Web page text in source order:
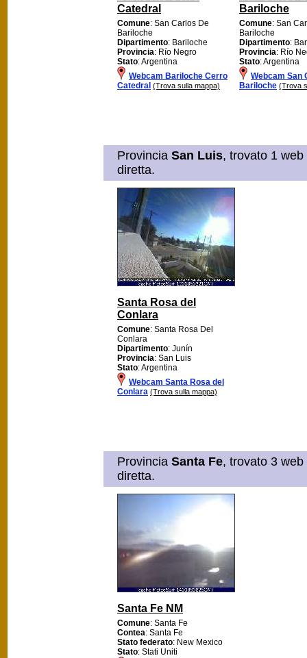
Catedral
Comune: San Carlos De
Bariloche
Dipartimento: Bariloche
Provincia: Río Negro
Stato: Argentina
Webcam Bariloche Cerro
Catedral (Trova sulla mappa)
Bariloche
Comune: San
Bariloche
Dipartimento:
Provincia: Río
Stato: Argentina
Webcam San
Bariloche (Trova
Provincia San Luis, trovato 1
diretta.
Santa Rosa del
Conlara
Comune: Santa Rosa Del
Conlara
Dipartimento: Junín
Provincia: San Luis
Stato: Argentina
Webcam Santa Rosa del
Conlara (Trova sulla mappa)
Provincia Santa Fe, trovato 3
diretta.
Santa Fe NM
Comune: Santa Fe
Contea: Santa Fe
Stato federato: New Mexico
Stato: Stati Uniti